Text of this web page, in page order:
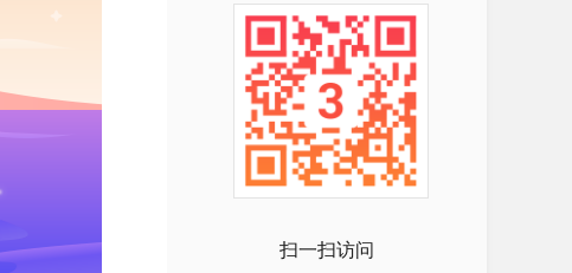
扫一扫访问